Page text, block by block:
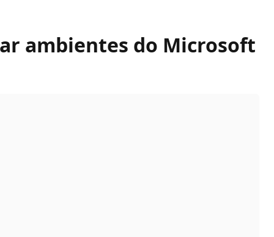
ambientes do Microsoft